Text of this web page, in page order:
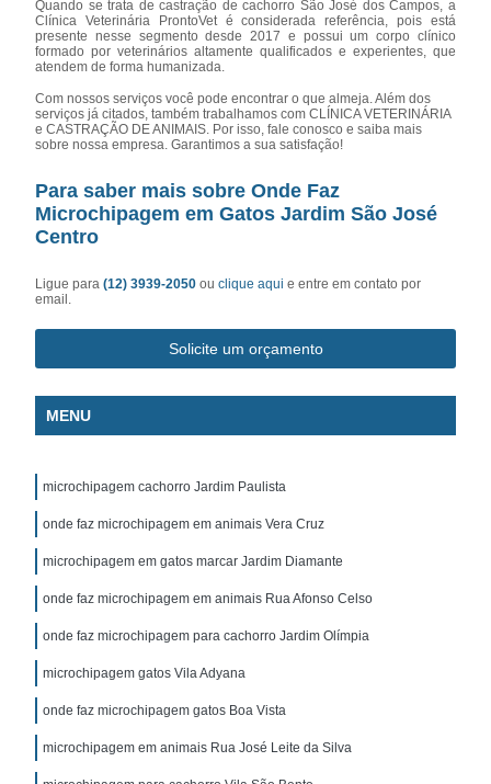
Quando se trata de castração de cachorro São José dos Campos, a
Clínica Veterinária ProntoVet é considerada referência, pois está
presente nesse segmento desde 2017 e possui um corpo clínico
formado por veterinários altamente qualificados e experientes, que
atendem de forma humanizada.
Com nossos serviços você pode encontrar o que almeja. Além dos
serviços já citados, também trabalhamos com CLÍNICA VETERINÁRIA
e CASTRAÇÃO DE ANIMAIS. Por isso, fale conosco e saiba mais
sobre nossa empresa. Garantimos a sua satisfação!
Para saber mais sobre Onde Faz
Microchipagem em Gatos Jardim São José
Centro
Ligue para(12) 3939-2050ouclique aqui e entre em contato por
email.
Solicite um orçamento
MENU
microchipagem cachorro Jardim Paulista
onde faz microchipagem em animais Vera Cruz
microchipagem em gatos marcar Jardim Diamante
onde faz microchipagem em animais Rua Afonso Celso
onde faz microchipagem para cachorro Jardim Olímpia
microchipagem gatos Vila Adyana
onde faz microchipagem gatos Boa Vista
microchipagem em animais Rua José Leite da Silva